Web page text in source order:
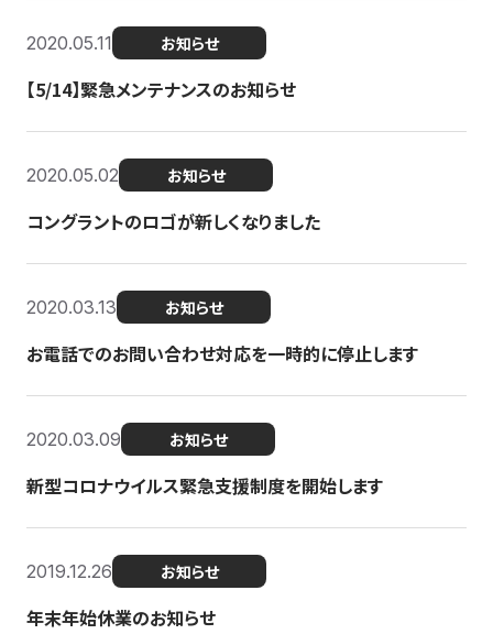
2020.05.11 お知らせ
【5/14】緊急メンテナンスのお知らせ
2020.05.02 お知らせ
コングラントのロゴが新しくなりました
2020.03.13 お知らせ
お電話でのお問い合わせ対応を一時的に停止します
2020.03.09 お知らせ
新型コロナウイルス緊急支援制度を開始します
2019.12.26 お知らせ
年末年始休業のお知らせ